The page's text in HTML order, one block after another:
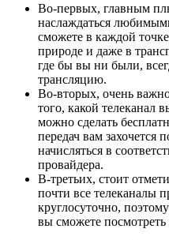
Во-первых, главным
наслаждаться
сможете в каждой
природе и даже в
где бы вы ни были,
трансляцию.
Во-вторых, очень
того, какой телеканал
можно сделать
передач вам захочется
начисляться в
провайдера.
В-третьих, стоит
почти все телеканалы
круглосуточно,
вы сможете посмотреть